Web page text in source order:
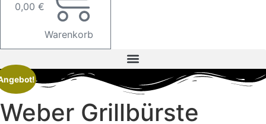
0,00 €
Warenkorb
Weber Grillbürste